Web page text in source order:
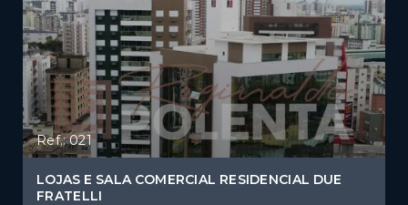
Ref.: 021
LOJAS E SALA COMERCIAL RESIDENCIAL DUE
FRATELLI